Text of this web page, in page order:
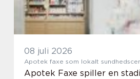
08 juli 2026
Apotek faxe som lokalt
Apotek Faxe spiller en